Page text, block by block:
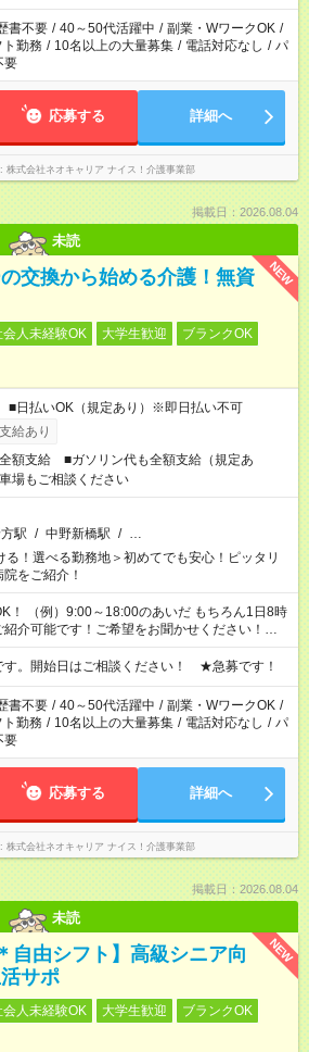
書不要 / 40～50代活躍中 / 副業・WワークOK /
ト勤務 / 10名以上の大量募集 / 電話対応なし / パ
要
応募する 詳細へ
株式会社ネオキャリア ナイス！介護事業部
掲載日：2026.08.04
未読
NEW
交換から始める介護！無資
会人未経験OK 大学生歓迎
ブランクOK
日払いOK（規定あり）※即日払い不可
給あり
額支給 ■ガソリン代も全額支給（規定あ
場もご相談ください
駅 / 中野新橋駅 / …
る！選べる勤務地＞初めてでも安心！ピッタリ
をご紹介！
！ （例）9:00～18:00のあいだ もちろん1日8時
紹介可能です！ご希望をお聞かせください！★家
が必要な場合も遠慮なくご相談ください。 ※
上の勤務が必要です
す。開始日はご相談ください！ ★急募です！
書不要 / 40～50代活躍中 / 副業・WワークOK /
ト勤務 / 10名以上の大量募集 / 電話対応なし / パ
要
応募する 詳細へ
株式会社ネオキャリア ナイス！介護事業部
掲載日：2026.08.04
未読
NEW
自由シフト】高級シニア向
サポ
会人未経験OK 大学生歓迎
ブランクOK